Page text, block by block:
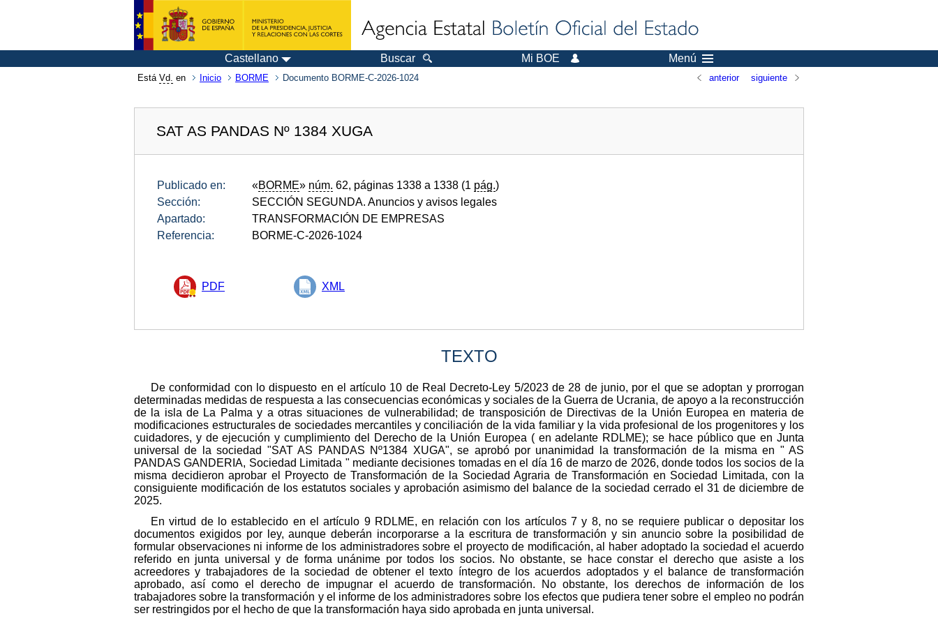
Castellano Buscar Mi BOE Menú
Está Vd. en Inicio BORME Documento BORME-C-2026-1024 anterior siguiente
SAT AS PANDAS Nº 1384 XUGA
Publicado en: «BORME» núm. 62, páginas 1338 a 1338 (1 pág.)
Sección:
SECCIÓN SEGUNDA. Anuncios y avisos legales
Apartado:
TRANSFORMACIÓN DE EMPRESAS
Referencia:
BORME-C-2026-1024
PDF XML
TEXTO
De conformidad con lo dispuesto en el artículo 10 de Real Decreto-Ley 5/2023 de 28 de junio, por el que se adoptan y prorrogan
determinadas medidas de respuesta a las consecuencias económicas y sociales de la Guerra de Ucrania, de apoyo a la reconstrucción
de la isla de La Palma y a otras situaciones de vulnerabilidad; de transposición de Directivas de la Unión Europea en materia de
modificaciones estructurales de sociedades mercantiles y conciliación de la vida familiar y la vida profesional de los progenitores y los
cuidadores, y de ejecución y cumplimiento del Derecho de la Unión Europea ( en adelante RDLME); se hace público que en Junta
universal de la sociedad "SAT AS PANDAS Nº1384 XUGA", se aprobó por unanimidad la transformación de la misma en " AS
PANDAS GANDERIA, Sociedad Limitada " mediante decisiones tomadas en el día 16 de marzo de 2026, donde todos los socios de la
misma decidieron aprobar el Proyecto de Transformación de la Sociedad Agraria de Transformación en Sociedad Limitada, con la
consiguiente modificación de los estatutos sociales y aprobación asimismo del balance de la sociedad cerrado el 31 de diciembre de
2025.
En virtud de lo establecido en el artículo 9 RDLME, en relación con los artículos 7 y 8, no se requiere publicar o depositar los
documentos exigidos por ley, aunque deberán incorporarse a la escritura de transformación y sin anuncio sobre la posibilidad de
formular observaciones ni informe de los administradores sobre el proyecto de modificación, al haber adoptado la sociedad el acuerdo
referido en junta universal y de forma unánime por todos los socios. No obstante, se hace constar el derecho que asiste a los
acreedores y trabajadores de la sociedad de obtener el texto íntegro de los acuerdos adoptados y el balance de transformación
aprobado, así como el derecho de impugnar el acuerdo de transformación. No obstante, los derechos de información de los
trabajadores sobre la transformación y el informe de los administradores sobre los efectos que pudiera tener sobre el empleo no podrán
ser restringidos por el hecho de que la transformación haya sido aprobada en junta universal.